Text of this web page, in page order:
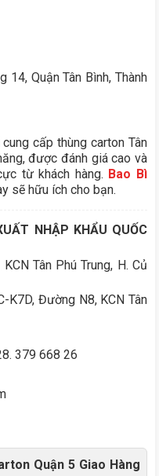
14, Quận Tân Bình, Thành
cấp thùng carton Tân
được đánh giá cao và
từ khách hàng. Bao Bì
sẽ hữu ích cho bạn.
NHẬP KHẨU QUỐC
Tân Phú Trung, H. Củ
Đường N8, KCN Tân
379 668 26
Quận 5 Giao Hàng